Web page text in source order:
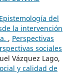
del
la intervención
, Perspectivas
sociales
Vázquez Lago,
y calidad de